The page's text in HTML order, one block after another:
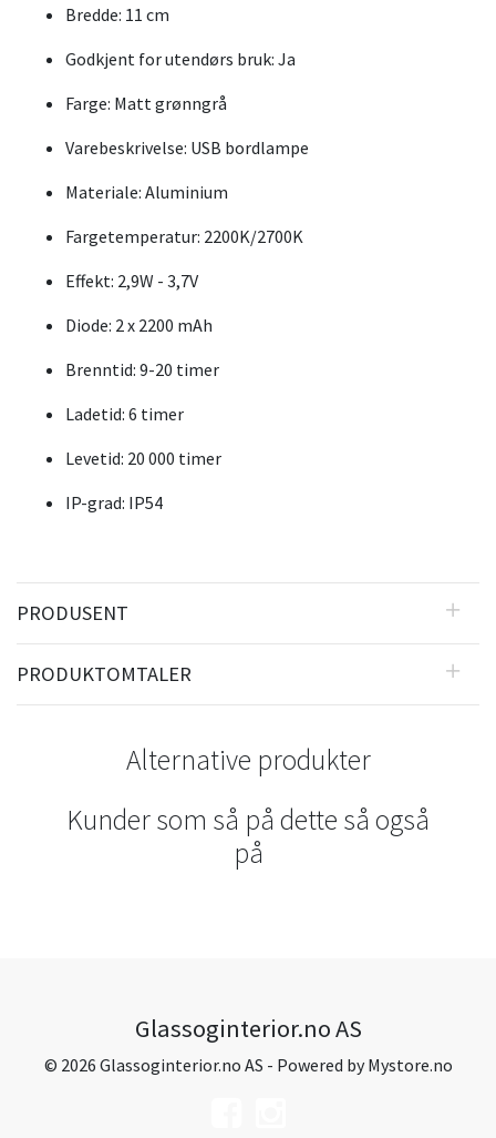
Bredde: 11 cm
Godkjent for utendørs bruk: Ja
Farge: Matt grønngrå
Varebeskrivelse: USB bordlampe
Materiale: Aluminium
Fargetemperatur: 2200K/2700K
Effekt: 2,9W - 3,7V
Diode: 2 x 2200 mAh
Brenntid: 9-20 timer
Ladetid: 6 timer
Levetid: 20 000 timer
IP-grad: IP54
PRODUSENT
PRODUKTOMTALER
Alternative produkter
Kunder som så på dette så også
på
Glassoginterior.no AS
© 2026 Glassoginterior.no AS - Powered byMystore.no